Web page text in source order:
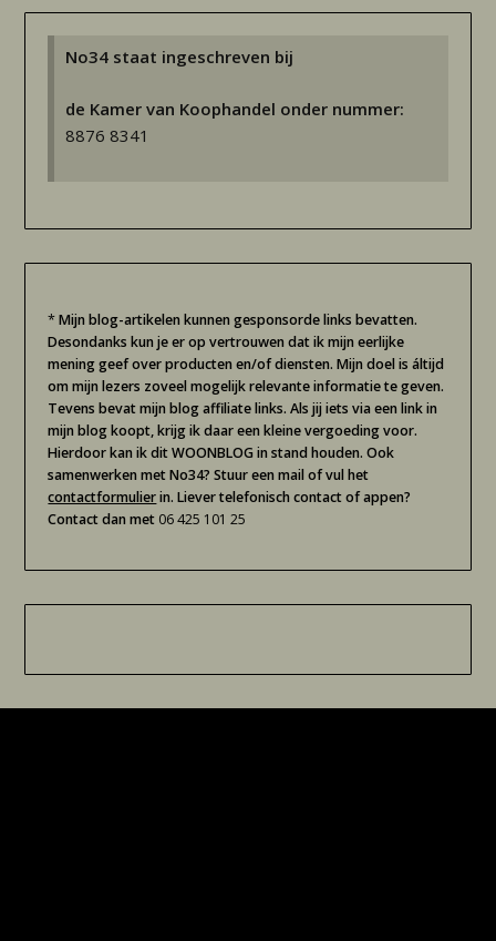
No34 staat ingeschreven bij
de Kamer van Koophandel onder nummer:
8876 8341
*Mijn blog-artikelen kunnen gesponsorde links bevatten.
Desondanks kun je er op vertrouwen dat ik mijn eerlijke
mening geef over producten en/of diensten. Mijn doel is áltijd
om mijn lezers zoveel mogelijk relevante informatie te geven.
Tevens bevat mijn blog affiliate links. Als jij iets via een link in
mijn blog koopt, krijg ik daar een kleine vergoeding voor.
Hierdoor kan ik dit WOONBLOG in stand houden. Ook
samenwerken met No34? Stuur een mail of vul het
contactformulierin. Liever telefonisch contact of appen?
Contact dan met 06 425 101 25